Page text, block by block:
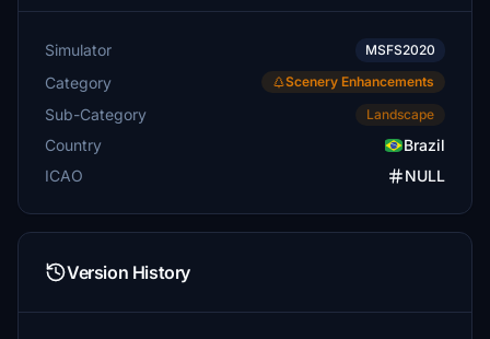
Simulator MSFS2020
Category Scenery Enhancements
Sub-Category Landscape
Country
Brazil
ICAO
NULL
Version History